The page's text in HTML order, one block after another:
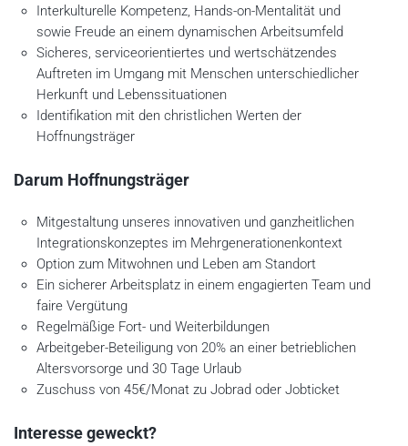
Interkulturelle Kompetenz, Hands-on-Mentalität und
sowie Freude an einem dynamischen Arbeitsumfeld
Sicheres, serviceorientiertes und wertschätzendes
Auftreten im Umgang mit Menschen unterschiedlicher
Herkunft und Lebenssituationen
Identifikation mit den christlichen Werten der
Hoffnungsträger
Darum Hoffnungsträger
Mitgestaltung unseres innovativen und ganzheitlichen
Integrationskonzeptes im Mehrgenerationenkontext
Option zum Mitwohnen und Leben am Standort
Ein sicherer Arbeitsplatz in einem engagierten Team und
faire Vergütung
Regelmäßige Fort- und Weiterbildungen
Arbeitgeber-Beteiligung von 20% an einer betrieblichen
Altersvorsorge und 30 Tage Urlaub
Zuschuss von 45€/Monat zu Jobrad oder Jobticket
Interesse geweckt?